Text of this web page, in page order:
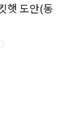
햇 도안(동